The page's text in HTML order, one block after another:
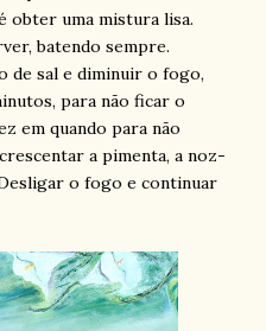
obter uma mistura lisa.
batendo sempre.
de sal e diminuir o fogo,
para não ficar o
em quando para não
a pimenta, a noz-
o fogo e continuar